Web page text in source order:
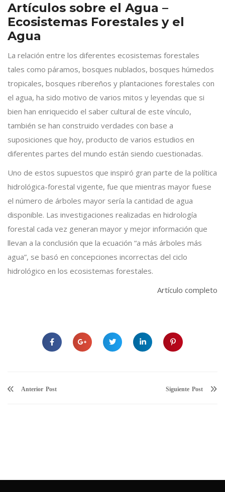
Artículos sobre el Agua –
Ecosistemas Forestales y el
Agua
La relación entre los diferentes ecosistemas forestales
tales como páramos, bosques nublados, bosques húmedos
tropicales, bosques ribereños y plantaciones forestales con
el agua, ha sido motivo de varios mitos y leyendas que si
bien han enriquecido el saber cultural de este vínculo,
también se han construido verdades con base a
suposiciones que hoy, producto de varios estudios en
diferentes partes del mundo están siendo cuestionadas.
Uno de estos supuestos que inspiró gran parte de la política
hidrológica-forestal vigente, fue que mientras mayor fuese
el número de árboles mayor sería la cantidad de agua
disponible. Las investigaciones realizadas en hidrología
forestal cada vez generan mayor y mejor información que
llevan a la conclusión que la ecuación “a más árboles más
agua”, se basó en concepciones incorrectas del ciclo
hidrológico en los ecosistemas forestales.
Artículo completo
Anterior Siguiente